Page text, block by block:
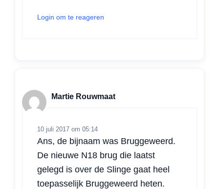
Login om te reageren
Martie Rouwmaat
10 juli 2017 om 05:14
Ans, de bijnaam was Bruggeweerd.
De nieuwe N18 brug die laatst
gelegd is over de Slinge gaat heel
toepasselijk Bruggeweerd heten.